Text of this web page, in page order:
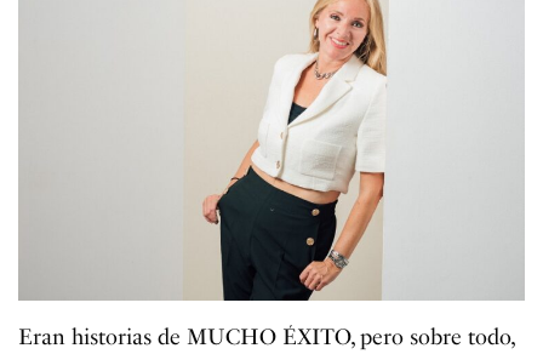
Eran historias de MUCHO ÉXITO, pero sobre todo,